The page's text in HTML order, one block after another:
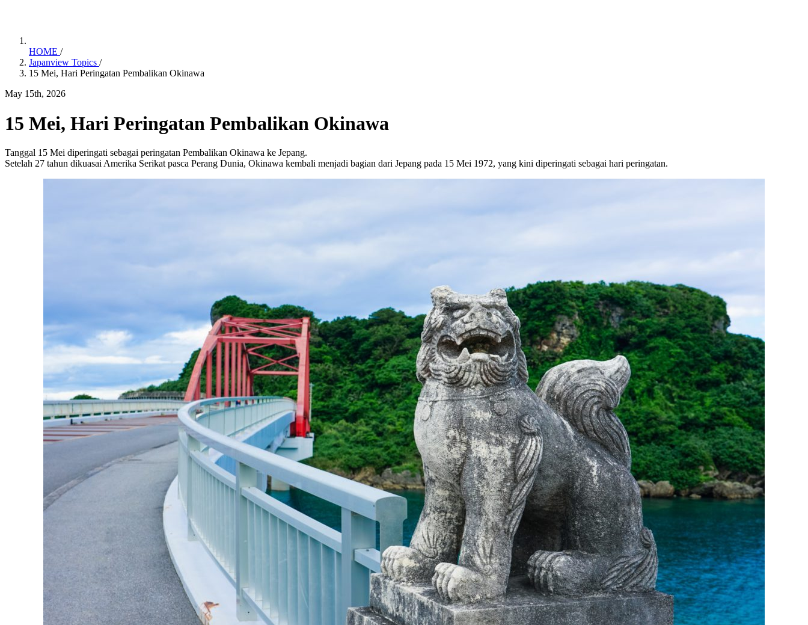
HOME /
Japanview Topics /
15 Mei, Hari Peringatan Pembalikan Okinawa
May 15th, 2026
15 Mei, Hari Peringatan Pembalikan Okinawa
Tanggal 15 Mei diperingati sebagai peringatan Pembalikan Okinawa ke Jepang.
Setelah 27 tahun dikuasai Amerika Serikat pasca Perang Dunia, Okinawa kembali menjadi bagian dari Jepang pada 15 Mei 1972, yang kini diperingati sebagai hari peringatan.